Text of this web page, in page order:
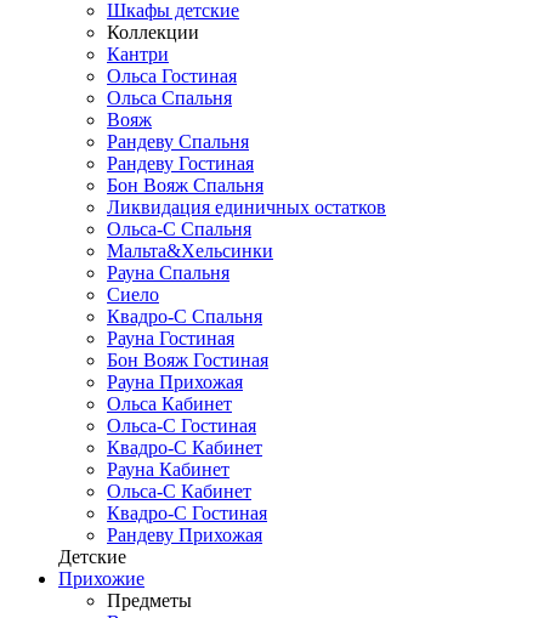
Шкафы детские
Коллекции
Кантри
Ольса Гостиная
Ольса Спальня
Вояж
Рандеву Спальня
Рандеву Гостиная
Бон Вояж Спальня
Ликвидация единичных остатков
Ольса-С Спальня
Мальта&Хельсинки
Рауна Спальня
Сиело
Квадро-С Спальня
Рауна Гостиная
Бон Вояж Гостиная
Рауна Прихожая
Ольса Кабинет
Ольса-С Гостиная
Квадро-С Кабинет
Рауна Кабинет
Ольса-С Кабинет
Квадро-С Гостиная
Рандеву Прихожая
Детские
Прихожие
Предметы